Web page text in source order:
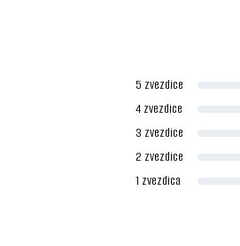
5 zvezdice
4 zvezdice
3 zvezdice
2 zvezdice
1 zvezdica